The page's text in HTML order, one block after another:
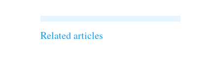
Related articles